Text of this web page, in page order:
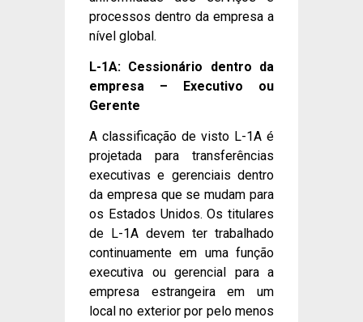
processos dentro da empresa a
nível global.
L-1A: Cessionário dentro da
empresa – Executivo ou
Gerente
A classificação de visto L-1A é
projetada para transferências
executivas e gerenciais dentro
da empresa que se mudam para
os Estados Unidos. Os titulares
de L-1A devem ter trabalhado
continuamente em uma função
executiva ou gerencial para a
empresa estrangeira em um
local no exterior por pelo menos